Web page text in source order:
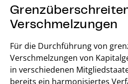
Verschmelzungen
Für die Durchführung von
Verschmelzungen von
in verschiedenen
bereits ein harmonisiertes